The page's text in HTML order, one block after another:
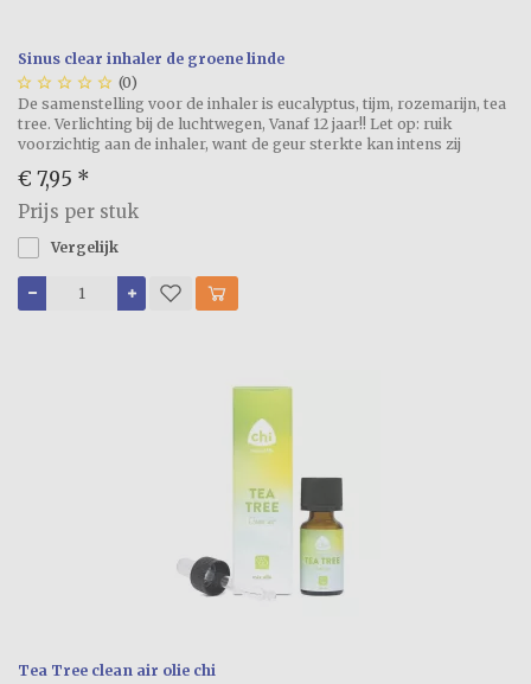
Sinus clear inhaler de groene linde
     (0)
De samenstelling voor de inhaler is eucalyptus, tijm, rozemarijn, tea
tree. Verlichting bij de luchtwegen, Vanaf 12 jaar!! Let op: ruik
voorzichtig aan de inhaler, want de geur sterkte kan intens zij
€ 7,95 *
Prijs per stuk
Vergelijk
Tea Tree clean air olie chi